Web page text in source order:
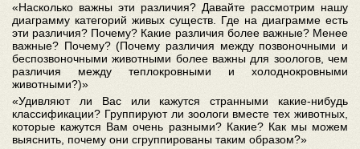
«Насколько важны эти различия? Давайте рассмотрим нашу
диаграмму категорий живых существ. Где на диаграмме есть
эти различия? Почему? Какие различия более важные? Менее
важные? Почему? (Почему различия между позвоночными и
беспозвоночными животными более важны для зоологов, чем
различия между теплокровными и холоднокровными
животными?)»
«Удивляют ли Вас или кажутся странными какие-нибудь
классификации? Группируют ли зоологи вместе тех животных,
которые кажутся Вам очень разными? Какие? Как мы можем
выяснить, почему они сгруппированы таким образом?»